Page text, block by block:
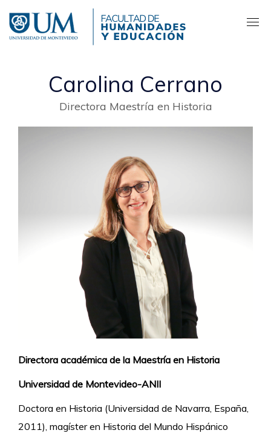
contenido
principal
Carolina Cerrano
Directora Maestría en Historia
Directora académica de la Maestría en Historia
Universidad de Montevideo-ANII
Doctora en Historia (Universidad de Navarra, España,
2011), magíster en Historia del Mundo Hispánico